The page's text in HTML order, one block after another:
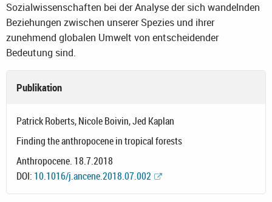
Sozialwissenschaften bei der Analyse der sich wandelnden
Beziehungen zwischen unserer Spezies und ihrer
zunehmend globalen Umwelt von entscheidender
Bedeutung sind.
Publikation
Patrick Roberts, Nicole Boivin, Jed Kaplan
Finding the anthropocene in tropical forests
Anthropocene. 18.7.2018
DOI: 10.1016/j.ancene.2018.07.002